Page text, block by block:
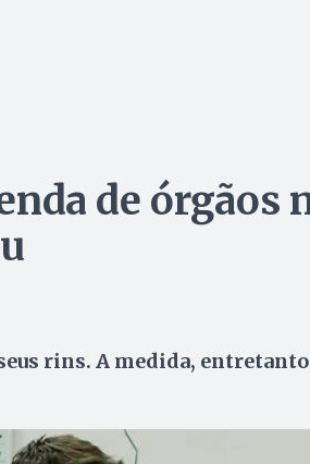
de órgãos
rins. A medida,